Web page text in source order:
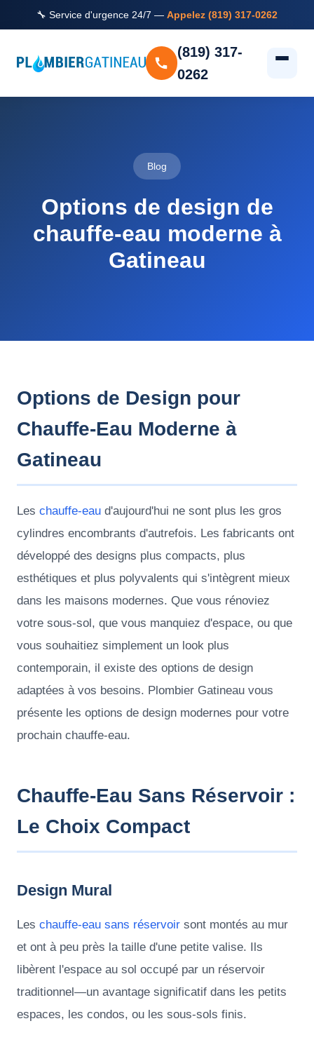
🔧 Service d'urgence 24/7 — Appelez (819) 317-0262
(819) 317-
0262
Blog
Options de design de
chauffe-eau moderne à
Gatineau
Options de Design pour
Chauffe-Eau Moderne à
Gatineau
Les chauffe-eau d'aujourd'hui ne sont plus les gros
cylindres encombrants d'autrefois. Les fabricants ont
développé des designs plus compacts, plus
esthétiques et plus polyvalents qui s'intègrent mieux
dans les maisons modernes. Que vous rénoviez
votre sous-sol, que vous manquiez d'espace, ou que
vous souhaitiez simplement un look plus
contemporain, il existe des options de design
adaptées à vos besoins. Plombier Gatineau vous
présente les options de design modernes pour votre
prochain chauffe-eau.
Chauffe-Eau Sans Réservoir :
Le Choix Compact
Design Mural
Les chauffe-eau sans réservoir sont montés au mur
et ont à peu près la taille d'une petite valise. Ils
libèrent l'espace au sol occupé par un réservoir
traditionnel—un avantage significatif dans les petits
espaces, les condos, ou les sous-sols finis.